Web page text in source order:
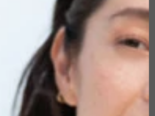
Butter Roos
Beauty
maakt zelfs de meest extreem
huid weer soepel, zijdezacht en
Multi Use Butter trekt sneller in
Water Skin Spray of Aloë Vera